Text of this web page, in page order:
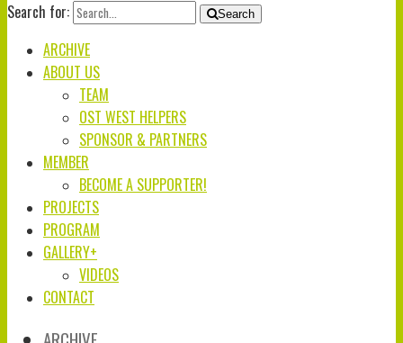
Search for: Search
ARCHIVE
ABOUT US
TEAM
OST WEST HELPERS
SPONSOR & PARTNERS
MEMBER
BECOME A SUPPORTER!
PROJECTS
PROGRAM
GALLERY+
VIDEOS
CONTACT